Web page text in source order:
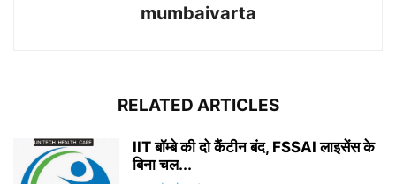
mumbaivarta
RELATED ARTICLES
IIT बॉम्बे की दो कैंटीन बंद, FSSAI लाइसेंस के
बिना चल...